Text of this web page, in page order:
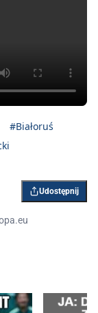
#Białoruś
Udostępnij